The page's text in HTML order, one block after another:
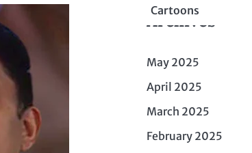
Cartoons
Archives
May 2025
April 2025
March 2025
February 2025